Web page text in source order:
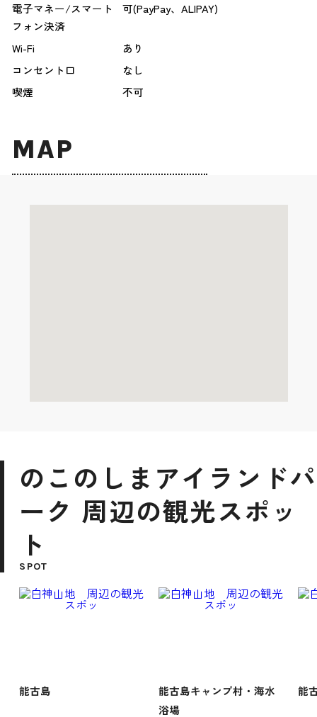
電子マネー/スマート
フォン決済
可(PayPay、ALIPAY)
Wi-Fi
あり
コンセント口
なし
喫煙
不可
MAP
のこのしまアイランドパ
ーク 周辺の観光スポッ
ト
SPOT
能古島
能古島キャンプ村・海水
浴場
能